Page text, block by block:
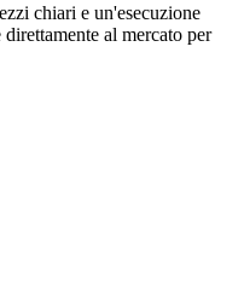
chiari e un'esecuzione
al mercato per